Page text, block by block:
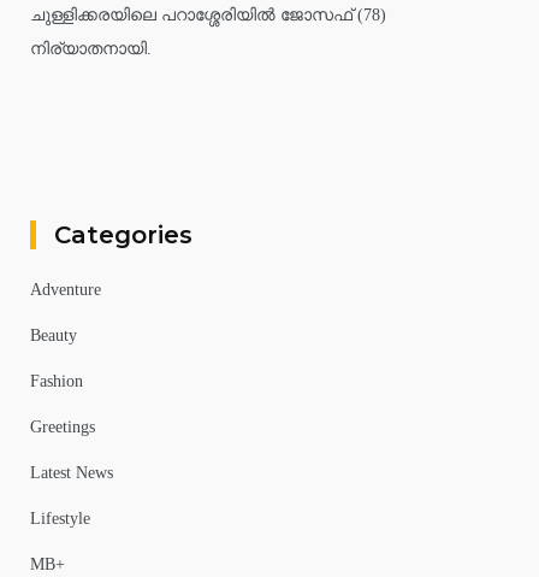
ചുള്ളിക്കരയിലെ പറാശ്ശേരിയിൽ ജോസഫ് (78)
നിര്യാതനായി.
Categories
Adventure
Beauty
Fashion
Greetings
Latest News
Lifestyle
MB+